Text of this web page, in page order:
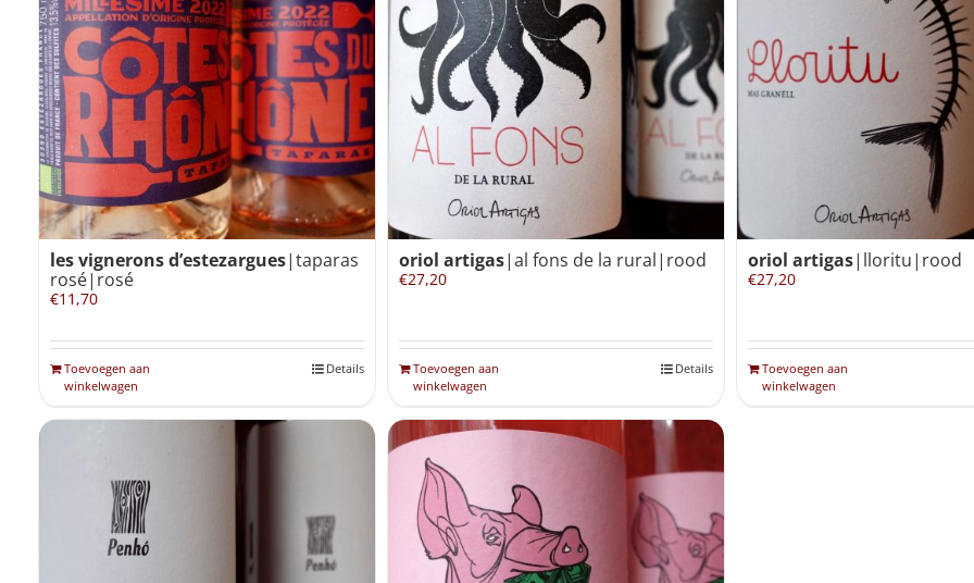
les vignerons d’estezargues|taparas
rosé|rosé
€11,70
Toevoegen aan
winkelwagen
Details
oriol artigas|al fons de la rural|rood
€27,20
Toevoegen aan
winkelwagen
Details
oriol artigas|lloritu|rood
€27,20
Toevoegen aan
winkelwagen